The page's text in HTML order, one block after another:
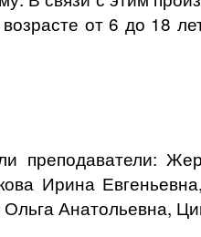
от 6 до 18
преподаватели:
Ирина
Анатольевна,